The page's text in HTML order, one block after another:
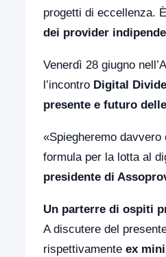
progetti di eccellenza.
dei provider
Venerdì 28 giugno
l’incontro Digital
presente e futuro
«Spiegheremo
formula per la lotta al
presidente di
Un parterre di ospiti
A discutere del
rispettivamente ex